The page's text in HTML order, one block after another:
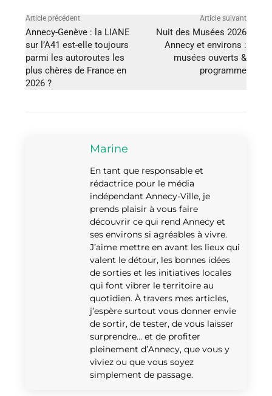
Article précédent
Annecy-Genève : la LIANE
sur l’A41 est-elle toujours
parmi les autoroutes les
plus chères de France en
2026 ?
Article suivant
Nuit des Musées 2026
Annecy et environs :
musées ouverts &
programme
Marine
En tant que responsable et
rédactrice pour le média
indépendant Annecy-Ville, je
prends plaisir à vous faire
découvrir ce qui rend Annecy et
ses environs si agréables à vivre.
J’aime mettre en avant les lieux qui
valent le détour, les bonnes idées
de sorties et les initiatives locales
qui font vibrer le territoire au
quotidien. À travers mes articles,
j’espère surtout vous donner envie
de sortir, de tester, de vous laisser
surprendre… et de profiter
pleinement d’Annecy, que vous y
viviez ou que vous soyez
simplement de passage.